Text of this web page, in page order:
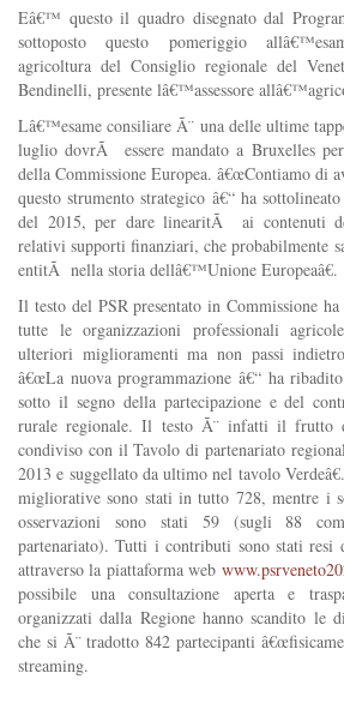
Eâ€™ questo il quadro disegnato dal
sottoposto questo pomeriggio
agricoltura del Consiglio regionale del
Bendinelli, presente lâ€™assessore
Lâ€™esame consiliare Ã¨ una delle ultime
luglio dovrÃ essere mandato a Bruxelles
della Commissione Europea. â€œContiamo di
questo strumento strategico â€“ ha
del 2015, per dare linearitÃ ai contenuti
relativi supporti finanziari, che probabilmente
entitÃ nella storia dellâ€™Unione Europeaâ€.
Il testo del PSR presentato in Commissione
tutte le organizzazioni professionali
ulteriori miglioramenti ma non passi
â€œLa nuova programmazione â€“ ha
sotto il segno della partecipazione e del
rurale regionale. Il testo Ã¨ infatti il frutto
condiviso con il Tavolo di partenariato
2013 e suggellato da ultimo nel tavolo
migliorative sono stati in tutto 728, mentre i
osservazioni sono stati 59 (sugli 88
partenariato). Tutti i contributi sono stati resi
attraverso la piattaforma web
possibile una consultazione aperta e
organizzati dalla Regione hanno scandito le
che si Ã¨ tradotto 842 partecipanti
streaming.